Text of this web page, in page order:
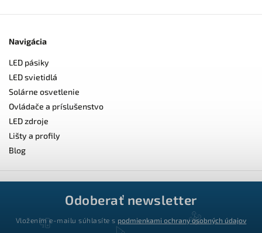
Navigácia
LED pásiky
LED svietidlá
Solárne osvetlenie
Ovládače a príslušenstvo
LED zdroje
Lišty a profily
Blog
Odoberať newsletter
Vložením e-mailu súhlasíte s podmienkami ochrany osobných údajov